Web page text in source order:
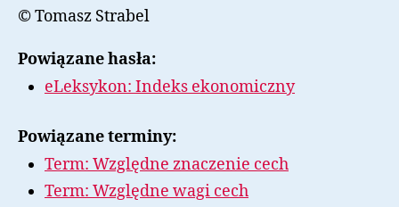
© Tomasz Strabel
Powiązane hasła:
eLeksykon: Indeks ekonomiczny
Powiązane terminy:
Term: Względne znaczenie cech
Term: Względne wagi cech